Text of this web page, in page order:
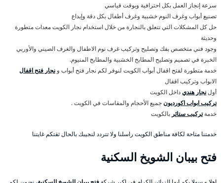
سرعة إنجاز العمل بكل احترافية وبوقت قياسي
تصنيع أبواب وغرف النوم خشبية وغرف أطفال بكل دقة وإبداع
حل كل المشكلات التي تتعلق بالنجارة من خلال استخدام نجار الكويت معدات متطورة
وحديثة
وجود فني متخصص بفك وتصليح وتركيب غرف نوم الاطفال والغرف الصيني والأوربي
الخبرة في تصميم وتصليح المطابخ الخشبية والمطابخ المنيوم.
خدمة متطورة لفتح اقفال أبواب الكويت لنوفر لكم نجار فتح أبواب و نجار فتح اقفال
الابواب وتركيب اقفال
أولنجار هنديداخل الكويت
تركيب ابواب اكورديونجميع الأحجام والمقاسات في الكويت .
خدمةتركيب ستائر بالكويت
خدمتنا متاحة لكافة مناطق الكويت راسلنا ولا تتردد لنجيبك بالحال ثقتكم غايتنا
فتح بيبان الشويخ السكنية